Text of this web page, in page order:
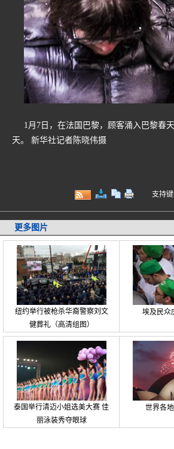
1月7日，在法国巴黎，顾客涌入巴黎春天
天。 新华社记者陈晓伟摄
支持键
更多图片
纽约举行被枪杀华裔警察刘文
健葬礼（高清组图）
埃及民众
泰国举行清迈小姐选美大赛 佳
丽泳装秀夺眼球
世界各